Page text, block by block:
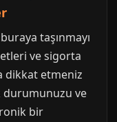
taşınmayı
ve sigorta
dikkat etmeniz
durumunuzu ve
bir